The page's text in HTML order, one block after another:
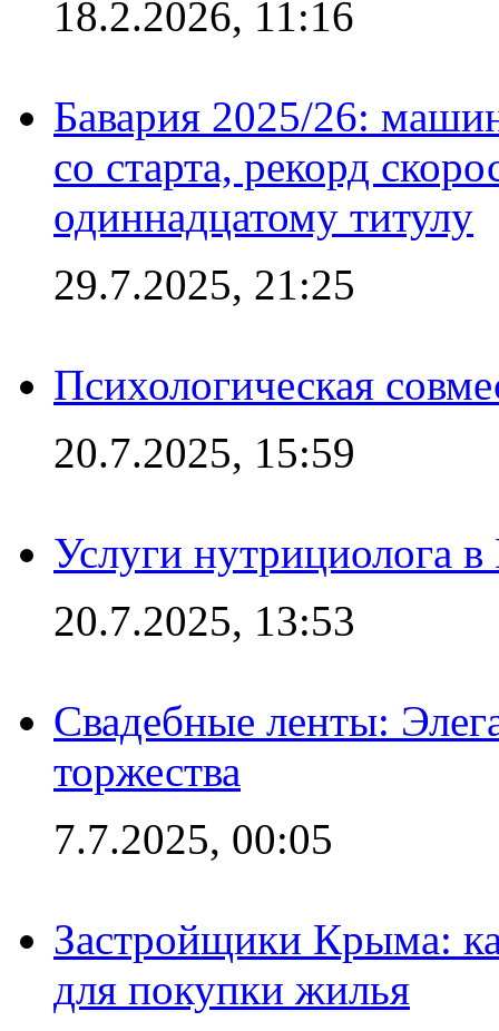
18.2.2026, 11:16
Бавария 2025/26:
со старта, рекорд
одиннадцатому титулу
29.7.2025, 21:25
Психологическая
20.7.2025, 15:59
Услуги нутрициолога
20.7.2025, 13:53
Свадебные ленты:
торжества
7.7.2025, 00:05
Застройщики Крыма:
для покупки жилья